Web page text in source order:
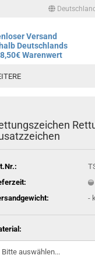
Deutschland
Versand
Deutschlands
Warenwert
ist der 06.08.2026,
-